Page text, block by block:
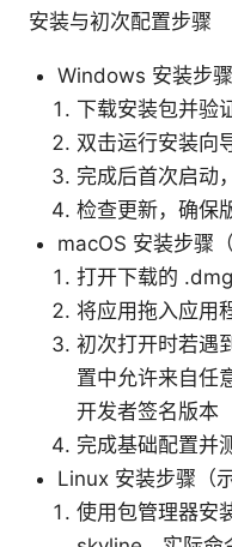
安装与初次配置步骤
Windows 安装步骤
下载安装包并验
双击运行安装向
完成后首次启动
检查更新，确保
macOS 安装步骤（
打开下载的
将应用拖入应用
初次打开时若遇
置中允许来自任
开发者签名版本
完成基础配置并
Linux 安装步骤（示
使用包管理器安